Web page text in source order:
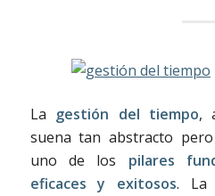
La gestión del tiempo,
suena tan abstracto
uno de los pilares
eficaces y exitosos. La